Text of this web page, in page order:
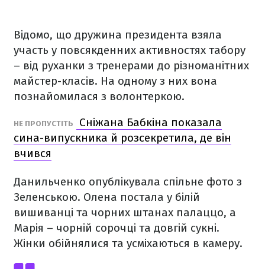
Відомо, що дружина президента взяла
участь у повсякденних активностях табору
– від руханки з тренерами до різноманітних
майстер-класів. На одному з них вона
познайомилася з волонтеркою.
НЕ ПРОПУСТІТЬ
Сніжана Бабкіна показала
сина-випускника й розсекретила, де він
вчився
Данильченко опублікувала спільне фото з
Зеленською. Олена постала у білій
вишиванці та чорних штанах палаццо, а
Марія – чорній сорочці та довгій сукні.
Жінки обійнялися та усміхаються в камеру.